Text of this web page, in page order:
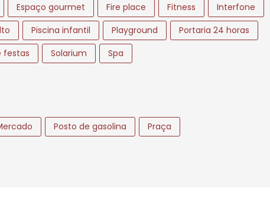
Espaço gourmet Fire place Fitness
Interfone
Piscina infantil Playground
Portaria 24 horas
festas Solarium Spa
Posto de gasolina Praça